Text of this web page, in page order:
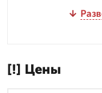
[!] Цены